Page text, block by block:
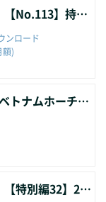
【No.113】持分譲渡の実務ポイント
ンロード
額)
【対談1】ベトナムホーチミンのいま
【特別編32】2023年2月、日本⇒上海移動体験記（陰性証明、空港検査、上海のコロナ感染収束状況）